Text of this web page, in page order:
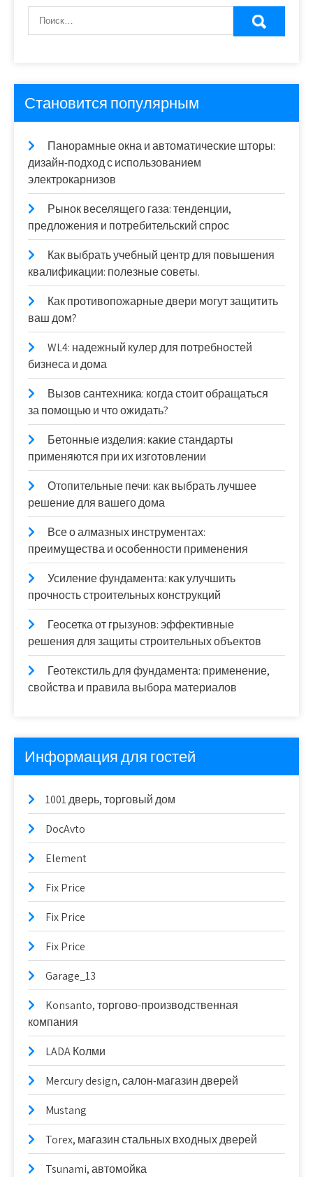
Становится популярным
Панорамные окна и автоматические шторы:
дизайн-подход с использованием
электрокарнизов
Рынок веселящего газа: тенденции,
предложения и потребительский спрос
Как выбрать учебный центр для повышения
квалификации: полезные советы.
Как противопожарные двери могут защитить
ваш дом?
WL4: надежный кулер для потребностей
бизнеса и дома
Вызов сантехника: когда стоит обращаться
за помощью и что ожидать?
Бетонные изделия: какие стандарты
применяются при их изготовлении
Отопительные печи: как выбрать лучшее
решение для вашего дома
Все о алмазных инструментах:
преимущества и особенности применения
Усиление фундамента: как улучшить
прочность строительных конструкций
Геосетка от грызунов: эффективные
решения для защиты строительных объектов
Геотекстиль для фундамента: применение,
свойства и правила выбора материалов
Информация для гостей
1001 дверь, торговый дом
DocAvto
Element
Fix Price
Fix Price
Fix Price
Garage_13
Konsanto, торгово-производственная
компания
LADA Колми
Mercury design, салон-магазин дверей
Mustang
Torex, магазин стальных входных дверей
Tsunami, автомойка